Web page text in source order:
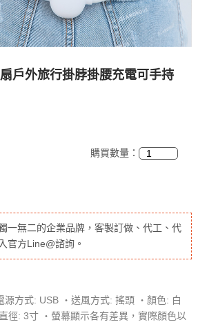
戶外旅行掛脖掛腰充電可手持
購買數量：
一無二的企業品牌，客製訂做、代工、代
官方Line@諮詢。
方式: USB ‧送風方式: 搖頭 ‧顏色: 白
徑: 3寸 ‧螢幕顯示各有差異，實際顏色以